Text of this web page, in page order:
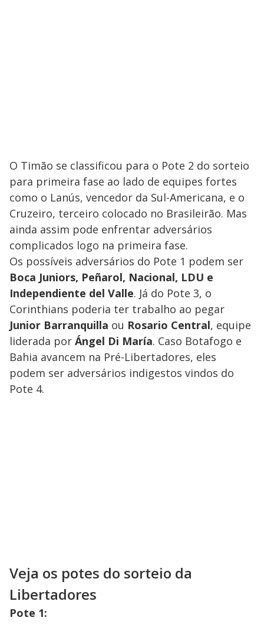
O Timão se classificou para o Pote 2 do sorteio
para primeira fase ao lado de equipes fortes
como o Lanús, vencedor da Sul-Americana, e o
Cruzeiro, terceiro colocado no Brasileirão. Mas
ainda assim pode enfrentar adversários
complicados logo na primeira fase.
Os possíveis adversários do Pote 1 podem ser
Boca Juniors, Peñarol, Nacional, LDU e
Independiente del Valle. Já do Pote 3, o
Corinthians poderia ter trabalho ao pegar
Junior Barranquilla ou Rosario Central, equipe
liderada por Ángel Di María. Caso Botafogo e
Bahia avancem na Pré-Libertadores, eles
podem ser adversários indigestos vindos do
Pote 4.
Veja os potes do sorteio da
Libertadores
Pote 1: